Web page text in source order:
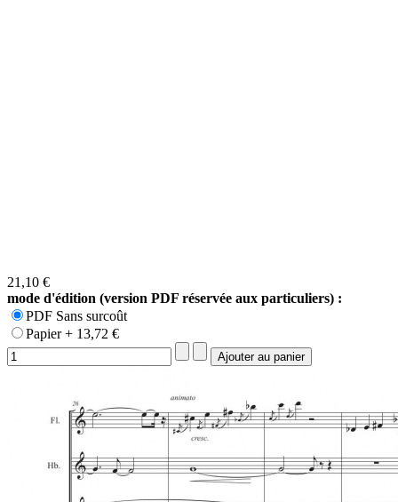
21,10 €
mode d'édition (version PDF réservée aux particuliers) :
PDF Sans surcoût
Papier + 13,72 €